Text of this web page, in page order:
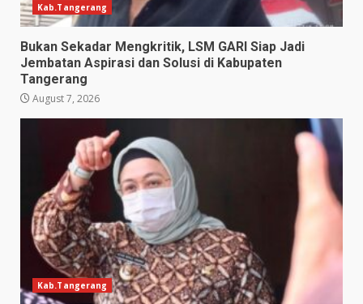
Kab.Tangerang
Bukan Sekadar Mengkritik, LSM GARI Siap Jadi
Jembatan Aspirasi dan Solusi di Kabupaten
Tangerang
August 7, 2026
Kab.Tangerang